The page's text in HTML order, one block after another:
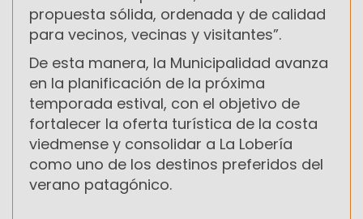
propuesta sólida, ordenada y de calidad
para vecinos, vecinas y visitantes”.
De esta manera, la Municipalidad avanza
en la planificación de la próxima
temporada estival, con el objetivo de
fortalecer la oferta turística de la costa
viedmense y consolidar a La Lobería
como uno de los destinos preferidos del
verano patagónico.